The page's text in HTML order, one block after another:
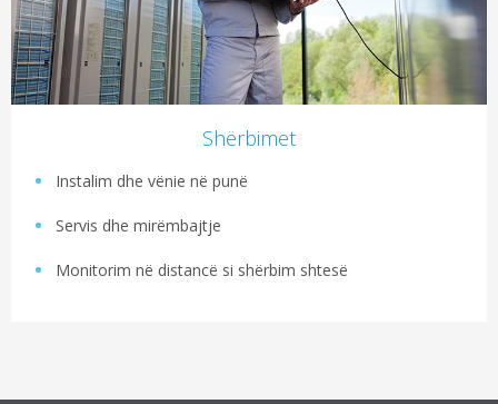
Shërbimet
Instalim dhe vënie në punë
Servis dhe mirëmbajtje
Monitorim në distancë si shërbim shtesë